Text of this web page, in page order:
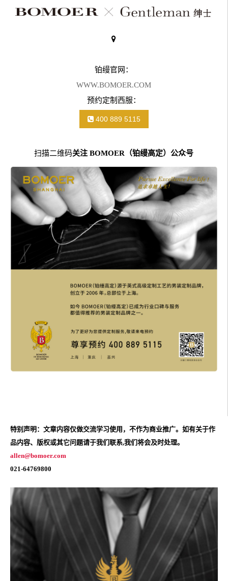
铂缦官网：
WWW.BOMOER.COM
预约定制西服：
400 889 5115
扫描二维码关注 BOMOER（铂缦高定）公众号
特别声明：文章内容仅做交流学习使用，不作为商业推广。如有关于作
品内容、版权或其它问题请于我们联系,我们将会及时处理。
allen@bomoer.com
021-64769800